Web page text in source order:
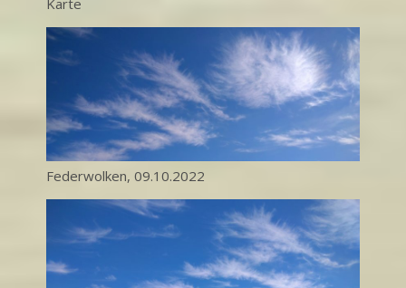
Karte
Federwolken, 09.10.2022